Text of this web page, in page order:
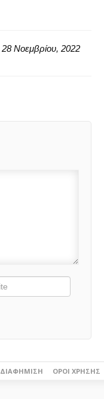
28 Νοεμβρίου, 2022
ΔΙΑΦΉΜΙΣΗ ΌΡΟΙ ΧΡΉΣΗΣ